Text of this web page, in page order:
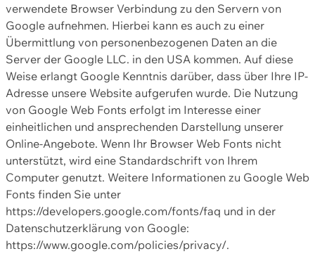
verwendete Browser Verbindung zu den Servern von
Google aufnehmen. Hierbei kann es auch zu einer
Übermittlung von personenbezogenen Daten an die
Server der Google LLC. in den USA kommen. Auf diese
Weise erlangt Google Kenntnis darüber, dass über Ihre IP-
Adresse unsere Website aufgerufen wurde. Die Nutzung
von Google Web Fonts erfolgt im Interesse einer
einheitlichen und ansprechenden Darstellung unserer
Online-Angebote. Wenn Ihr Browser Web Fonts nicht
unterstützt, wird eine Standardschrift von Ihrem
Computer genutzt. Weitere Informationen zu Google Web
Fonts finden Sie unter
https://developers.google.com/fonts/faq und in der
Datenschutzerklärung von Google:
https://www.google.com/policies/privacy/.